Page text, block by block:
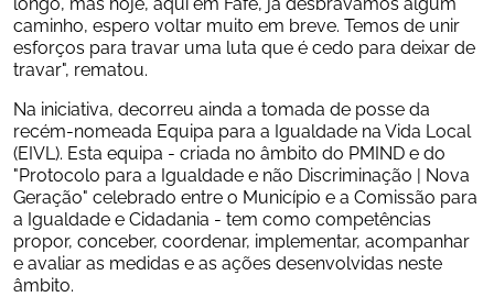
caminho, espero voltar muito em breve. Temos de unir
esforços para travar uma luta que é cedo para deixar de
travar", rematou.
Na iniciativa, decorreu ainda a tomada de posse da
recém-nomeada Equipa para a Igualdade na Vida Local
(EIVL). Esta equipa - criada no âmbito do PMIND e do
"Protocolo para a Igualdade e não Discriminação | Nova
Geração" celebrado entre o Município e a Comissão para
a Igualdade e Cidadania - tem como competências
propor, conceber, coordenar, implementar, acompanhar
e avaliar as medidas e as ações desenvolvidas neste
âmbito.